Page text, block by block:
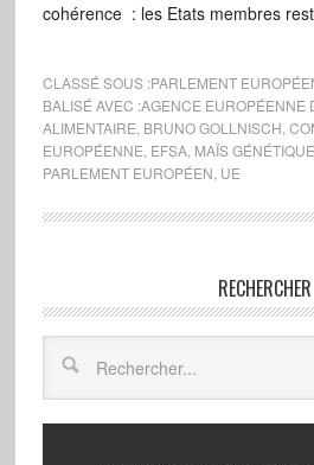
cohérence : les Etats membres
CLASSÉ SOUS :PARLEMENT
BALISÉ AVEC :AGENCE EUROPÉENNE
ALIMENTAIRE BRUNO GOLLNISCH
EUROPÉENNE EFSA, MAÏS
PARLEMENT EUROPÉEN UE
RECHERCHER